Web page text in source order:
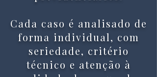
Cada caso é analisado de
forma individual, com
seriedade, critério
técnico e atenção à